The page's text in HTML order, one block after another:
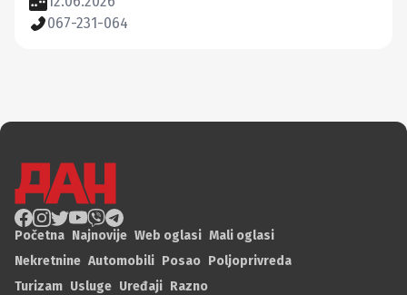
067-231-064
Početna Najnovije Web oglasi Mali oglasi
Nekretnine Automobili Posao Poljoprivreda
Turizam Usluge Uređaji Razno